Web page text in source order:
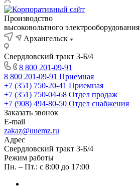
Производство
высоковольтного электрооборудования
Архангельск
Свердловский тракт 3-Б/4
8 800 201-09-91
8 800 201-09-91 Приемная
+7 (351) 750-20-41 Приемная
+7 (351) 750-04-68 Отдел продаж
+7 (908) 494-80-50 Отдел снабжения
Заказать звонок
E-mail
zakaz@uuemz.ru
Адрес
Свердловский тракт 3-Б/4
Режим работы
Пн. – Пт.: с 8:00 до 17:00